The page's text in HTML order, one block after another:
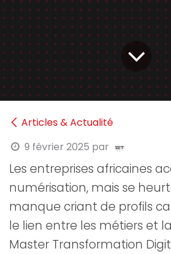
Articles & Actualité
9 février 2025 par
Les entreprises africaines
numérisation, mais se
manque criant de profils
le lien entre les métiers et
Master Transformation